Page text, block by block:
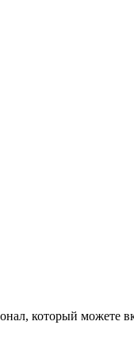
который можете